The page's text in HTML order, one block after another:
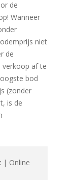
de
Wanneer
niet
de
verkoop af te
bod
(zonder
is de
| Online